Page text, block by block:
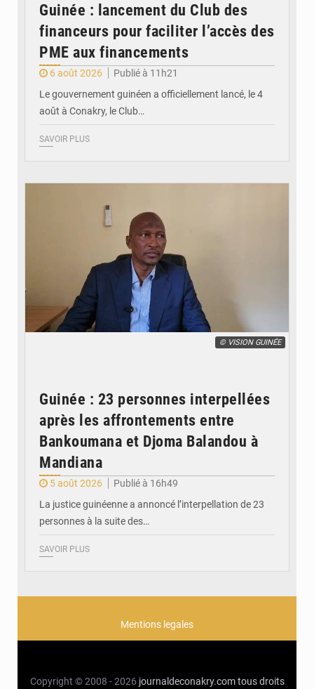
Guinée : lancement du Club des
financeurs pour faciliter l’accès des
PME aux financements
6 août 2026
Publié à 11h21
Le gouvernement guinéen a officiellement lancé, le 4
août à Conakry, le Club…
SAVOIR PLUS
© VISION GUINÉE
Guinée : 23 personnes interpellées
après les affrontements entre
Bankoumana et Djoma Balandou à
Mandiana
5 août 2026
Publié à 16h49
La justice guinéenne a annoncé l’interpellation de 23
personnes à la suite des…
SAVOIR PLUS
Mentions legales
Copyright © 2008 - 2026 journaldeconakry.com tous droits